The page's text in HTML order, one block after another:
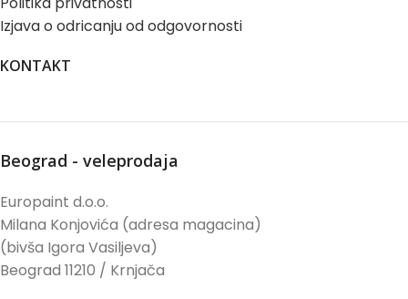
Izjava o odricanju od odgovornosti
KONTAKT
Beograd - veleprodaja
Europaint d.o.o.
Milana Konjovića (adresa magacina)
(bivša Igora Vasiljeva)
Beograd 11210 / Krnjača